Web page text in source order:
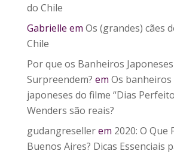
do Chile
Gabrielle em Os (grandes) cães
Chile
Por que os Banheiros Japoneses
Surpreendem? em Os
japoneses do filme “Dias
Wenders são reais?
gudangresellerem 2020: O Que
Buenos Aires? Dicas Essenciais